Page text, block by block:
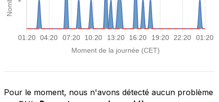
Pour le moment, nous n'avons détecté aucun problème